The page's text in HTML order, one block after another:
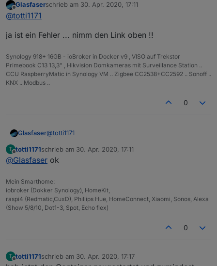
Offline
Glasfaserschrieb am 30. Apr. 2020, 17:11
zuletzt editiert von
@totti1171
ja ist ein Fehler ... nimm den Link oben !!
Synology 918+ 16GB - ioBroker in Docker v9 , VISO auf Trekstor
Primebook C13 13,3" , Hikvision Domkameras mit Surveillance Station ..
CCU RaspberryMatic in Synology VM .. Zigbee CC2538+CC2592 .. Sonoff ..
KNX .. Modbus ..
0
Glasfaser@totti1171
ja ist ein Fehler ... nimm den Link oben !!
T
Offline
totti1171schrieb am 30. Apr. 2020, 17:11
zuletzt editiert von
@Glasfaser ok
Mein Smarthome:
iobroker (Dokker Synology), HomeKit,
raspi4 (Redmatic,CuxD), Phillips Hue, HomeConnect, Xiaomi, Sonos, Alexa
(Show 5/8/10, Dot1-3, Spot, Echo flex)
0
T
Offline
totti1171schrieb am 30. Apr. 2020, 17:17
zuletzt editiert von